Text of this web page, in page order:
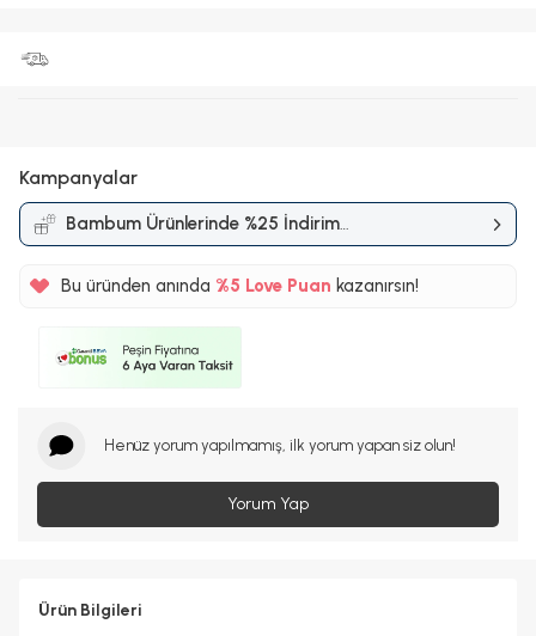
Kampanyalar
Bambum Ürünlerinde %25 İndirim
Kampanyası
Bu üründen anında %5
%5
Love Puan kazanırsın!
Henüz yorum yapılmamış, ilk yorum yapan siz olun!
Yorum Yap
Ürün Bilgileri